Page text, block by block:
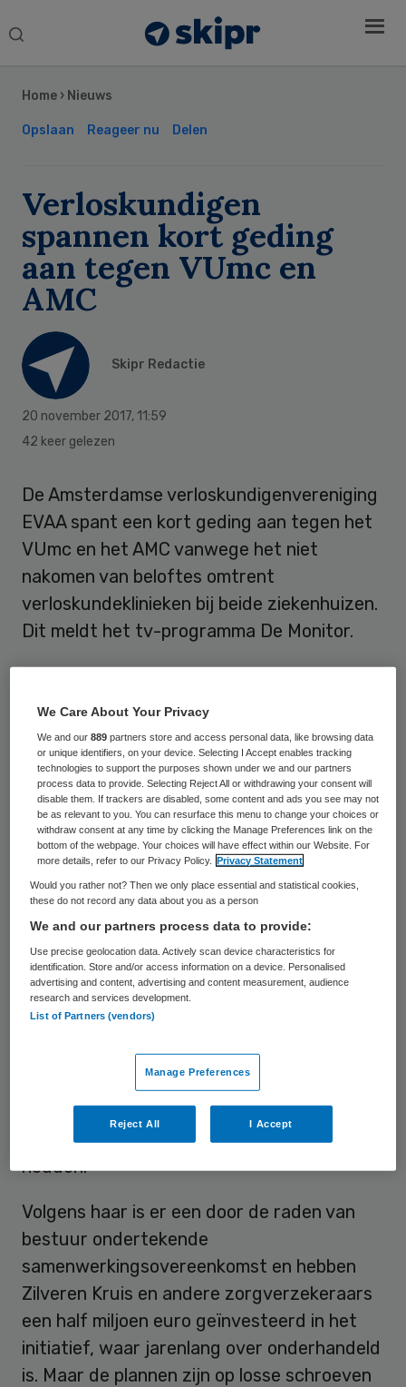
Search
Home › Nieuws
Opslaan Reageer nu Delen
Verloskundigen
spannen kort geding
aan tegen VUmc en
AMC
Skipr Redactie
20 november 2017, 11:59
42 keer gelezen
De Amsterdamse verloskundigenvereniging
EVAA spant een kort geding aan tegen het
VUmc en het AMC vanwege het niet
nakomen van beloftes omtrent
verloskundeklinieken bij beide ziekenhuizen.
Dit meldt het tv-programma De Monitor.
twee ziekenhuizen als oplossing voor het
volmeldingsprobleem in hun regio bedacht
dat er in totaal 1400 vierkante meter
beschikbaar wordt gesteld op het terrein
van het VUmc en het AMC voor zogeheten
Vrouwenklinieken. Hier zouden de
specialiteiten van verloskundigen en de
ziekenhuizen samenkomen: de
verloskundigen richten zich op de
begeleiding van vrouwen, met faciliteiten
als pijnstilling en ctg-apparaten, terwijl het
ziekenhuispersoneel het over kan nemen op
ingrijpen nodig is. EVAA-directeur Joke
Klinkert zegt tegenDe Monito
de barende van alles het beste, maar hoeft
ze geen duur ziekenhuisbed bezet te
houden.”
Volgens haar is er een door de raden van
bestuur ondertekende
samenwerkingsovereenkomst en hebben
Zilveren Kruis en andere zorgverzekeraars
een half miljoen euro geïnvesteerd in het
initiatief, waar jarenlang over onderhandeld
is. Maar de plannen zijn op losse schroeven
Sidebar
We Care About Your Privacy
We and our889 partners store and access personal data, like browsing data
or unique identifiers, on your device. Selecting I Accept enables tracking
technologies to support the purposes shown under we and our partners
process data to provide. Selecting Reject All or withdrawing your consent will
disable them. If trackers are disabled, some content and ads you see may not
be as relevant to you. You can resurface this menu to change your choices or
withdraw consent at any time by clicking the Manage Preferences link on the
bottom of the webpage. Your choices will have effect within our Website. For
more details, refer to our Privacy Policy.
Privacy Statement
Would you rather not? Then we only place essential and statistical cookies,
these do not record any data about you as a person
We and our partners process data to provide:
Use precise geolocation data. Actively scan device characteristics for
identification. Store and/or access information on a device. Personalised
advertising and content, advertising and content measurement, audience
research and services development.
List of Partners (vendors)
Manage Preferences
Reject All I Accept